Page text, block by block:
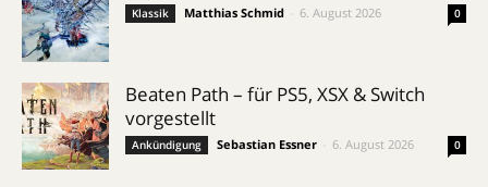
Klassik Matthias Schmid 6. August 2026 0
Beaten Path – für PS5, XSX & Switch
vorgestellt
Ankündigung Sebastian Essner 6. August 2026 0